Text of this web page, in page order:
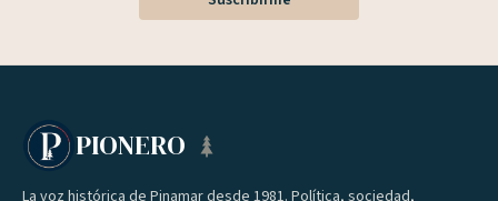
PIONERO
La voz histórica de Pinamar desde 1981. Política, sociedad,